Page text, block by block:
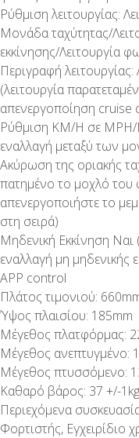
Ρύθμιση λειτουργίας:
Μονάδα ταχύτητας/
εκκίνησης/Λειτουργία
Περιγραφή
(λειτουργία
απενεργοποίηση cruise
Ρύθμιση KM/H σε MPH/
εναλλαγή μεταξύ των
Ακύρωση της οριακής
πατημένο το μοχλό του
απενεργοποιήστε το
στη σειρά)
Μηδενική Εκκίνηση Ναι
εναλλαγή μη μηδενικής
APP control
Πλάτος τιμονιού:
Ύψος πλαισίου: 185mm
Μέγεθος πλατφόρμας:
Μέγεθος ανεπτυγμένο:
Μέγεθος πτυσσόμενο:
Καθαρό βάρος: 37 +/-1kg
Περιεχόμενα
Φορτιστής, Εγχειρίδιο